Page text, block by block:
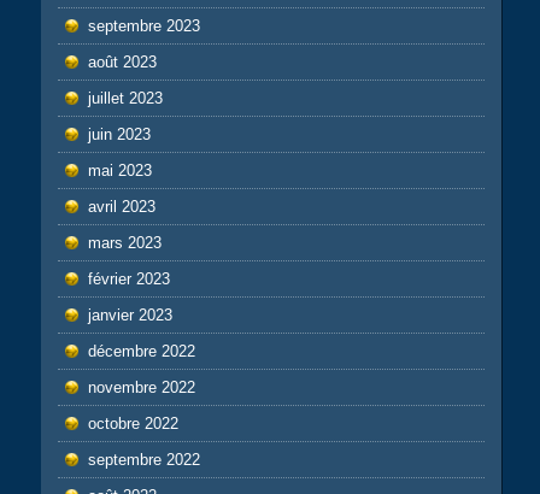
septembre 2023
août 2023
juillet 2023
juin 2023
mai 2023
avril 2023
mars 2023
février 2023
janvier 2023
décembre 2022
novembre 2022
octobre 2022
septembre 2022